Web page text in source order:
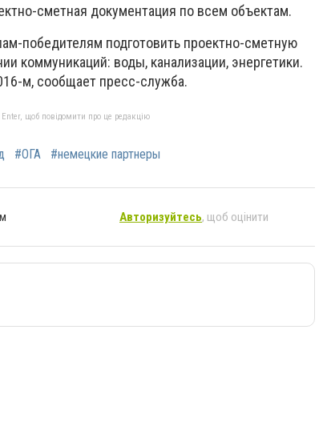
сметная документация по всем объектам.
победителям подготовить проектно-сметную
коммуникаций: воды, канализации, энергетики.
м, сообщает пресс-служба.
щоб повідомити про це редакцію
#ОГА #немецкие партнеры
Авторизуйтесь, щоб оцінити